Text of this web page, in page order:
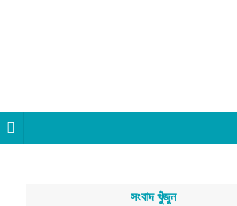
সংবাদ খুঁজুন